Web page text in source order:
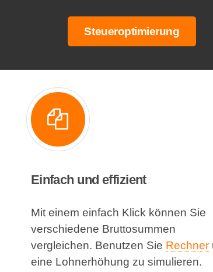
Steueroptimierung
Einfach und effizient
Mit einem einfach Klick können Sie
verschiedene Bruttosummen
vergleichen. Benutzen Sie Rechner
eine Lohnerhöhung zu simulieren.